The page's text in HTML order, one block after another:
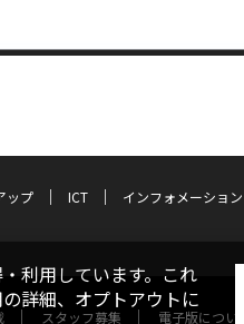
ップ ICT
インフォメーション
スタッフ募集 電子版について
利用しています。これ
詳細、オプトアウトに